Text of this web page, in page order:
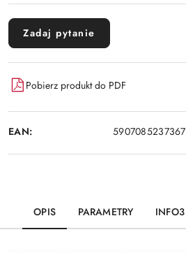
Zadaj pytanie
Pobierz produkt do PDF
EAN: 5907085237367
OPIS PARAMETRY INFO3